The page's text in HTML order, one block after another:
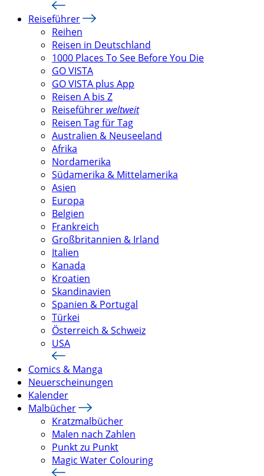
Reiseführer
Reihen
Reisen in Deutschland
1000 Places To See Before You Die
GO VISTA
GO VISTA plus App
Reisen A bis Z
Reiseführer weltweit
Reisen Tag für Tag
Australien & Neuseeland
Afrika
Nordamerika
Südamerika & Mittelamerika
Asien
Europa
Belgien
Frankreich
Großbritannien & Irland
Italien
Kanada
Kroatien
Skandinavien
Spanien & Portugal
Türkei
Österreich & Schweiz
USA
Comics & Manga
Neuerscheinungen
Kalender
Malbücher
Kratzmalbücher
Malen nach Zahlen
Punkt zu Punkt
Magic Water Colouring